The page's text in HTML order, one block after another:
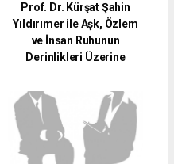
Prof. Dr. Kürşat Şahin
Yıldırımer ile Aşk, Özlem
ve İnsan Ruhunun
Derinlikleri Üzerine